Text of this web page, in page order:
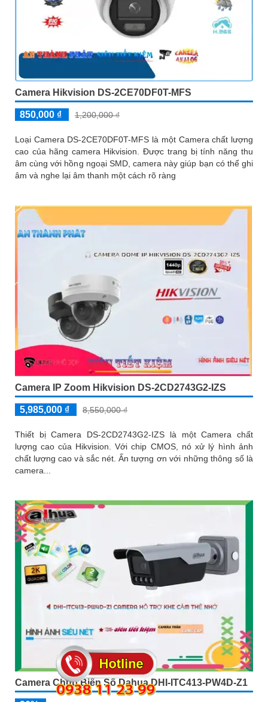
Camera Hikvision DS-2CE70DF0T-MFS
850,000 ₫ 1,200,000 ₫
Loại Camera DS-2CE70DF0T-MFS là một Camera chất lượng
cao của hãng camera Hikvision. Được trang bị tính năng thu
âm cùng với hồng ngoại SMD, camera này giúp bạn có thể ghi
âm và nghe lại âm thanh một cách rõ ràng
Camera IP Zoom Hikvision DS-2CD2743G2-IZS
5,985,000 ₫ 8,550,000 ₫
Thiết bị Camera DS-2CD2743G2-IZS là một Camera chất
lượng cao của Hikvision. Với chip CMOS, nó xử lý hình ảnh
chất lượng cao và sắc nét. Ấn tượng ơn với những thông số là
camera...
Camera Chụp Biển Số Dahua DHI-ITC413-PW4D-Z1